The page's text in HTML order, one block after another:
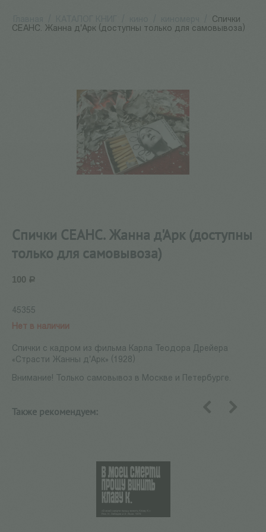
Спички
СЕАНС. Жанна д'Арк (доступны только для самовывоза)
Спички СЕАНС. Жанна д'Арк (доступны
только для самовывоза)
100 Р
45355
Нет в наличии
Спички с кадром из фильма Карла Теодора Дрейера
«Страсти Жанны д'Арк» (1928)
Внимание! Только самовывоз в Москве и Петербурге.
Также рекомендуем: